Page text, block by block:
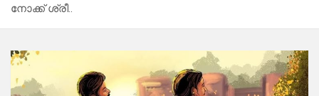
നോക്ക് ശ്രീ..